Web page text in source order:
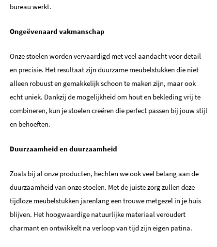
bureau werkt.
Ongeëvenaard vakmanschap
Onze stoelen worden vervaardigd met veel aandacht voor detail
en precisie. Het resultaat zijn duurzame meubelstukken die niet
alleen robuust en gemakkelijk schoon te maken zijn, maar ook
echt uniek. Dankzij de mogelijkheid om hout en bekleding vrij te
combineren, kun je stoelen creëren die perfect passen bij jouw stijl
en behoeften.
Duurzaamheid en duurzaamheid
Zoals bij al onze producten, hechten we ook veel belang aan de
duurzaamheid van onze stoelen. Met de juiste zorg zullen deze
tijdloze meubelstukken jarenlang een trouwe metgezel in je huis
blijven. Het hoogwaardige natuurlijke materiaal veroudert
charmant en ontwikkelt na verloop van tijd zijn eigen patina.